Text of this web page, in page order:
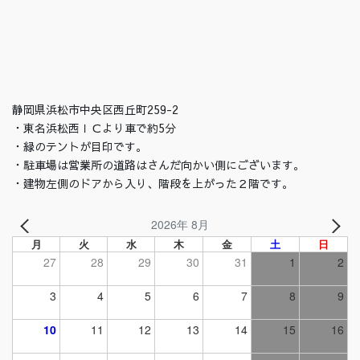
静岡県浜松市中央区西丘町259-2
・東名浜松西ＩＣより車で約5分
・緑のテントが目印です。
・駐車場は営業所の道路はさんだ向かい側にございます。
・建物左側のドアから入り、階段を上がった２階です。
2026年 8月
月 火 水 木 金 土 日
27 28 29 30 31 1 2
3 4 5 6 7 8 9
10 11 12 13 14 15 16